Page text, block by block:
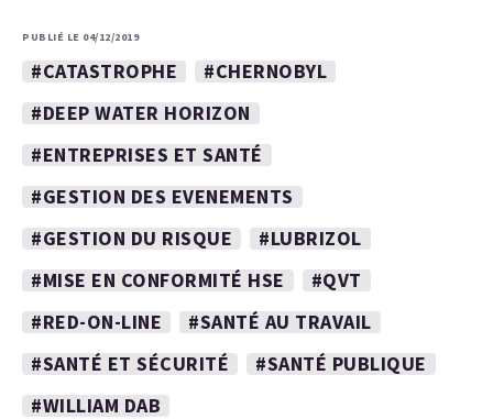
PUBLIÉ LE 04/12/2019
#CATASTROPHE
#CHERNOBYL
#DEEP WATER HORIZON
#ENTREPRISES ET SANTÉ
#GESTION DES EVENEMENTS
#GESTION DU RISQUE
#LUBRIZOL
#MISE EN CONFORMITÉ HSE
#QVT
#RED-ON-LINE
#SANTÉ AU TRAVAIL
#SANTÉ ET SÉCURITÉ
#SANTÉ PUBLIQUE
#WILLIAM DAB